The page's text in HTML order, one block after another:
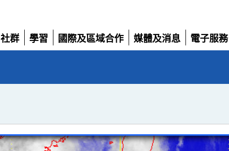
社群
展
學習
展
國際及區域合作
展
媒體及消息
展
電子服務
展